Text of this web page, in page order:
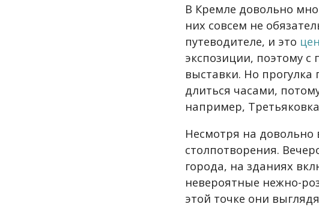
В Кремле довольно
них совсем не
путеводителе, и это
экспозиции, поэтому
выставки. Но
длиться часами,
например,
Несмотря на довольно
столпотворения.
города, на зданиях
невероятные нежно-
этой точке они